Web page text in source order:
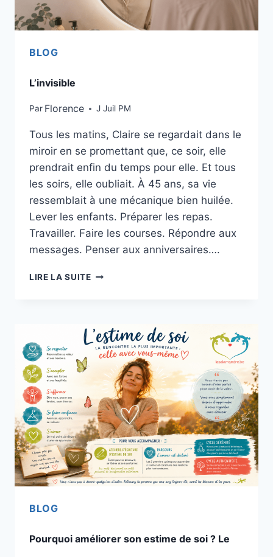
BLOG
L’invisible
Par Florence J Juil PM
Tous les matins, Claire se regardait dans le
miroir en se promettant que, ce soir, elle
prendrait enfin du temps pour elle. Et tous
les soirs, elle oubliait. À 45 ans, sa vie
ressemblait à une mécanique bien huilée.
Lever les enfants. Préparer les repas.
Travailler. Faire les courses. Répondre aux
messages. Penser aux anniversaires….
LIRE LA SUITE
BLOG
Pourquoi améliorer son estime de soi ? Le